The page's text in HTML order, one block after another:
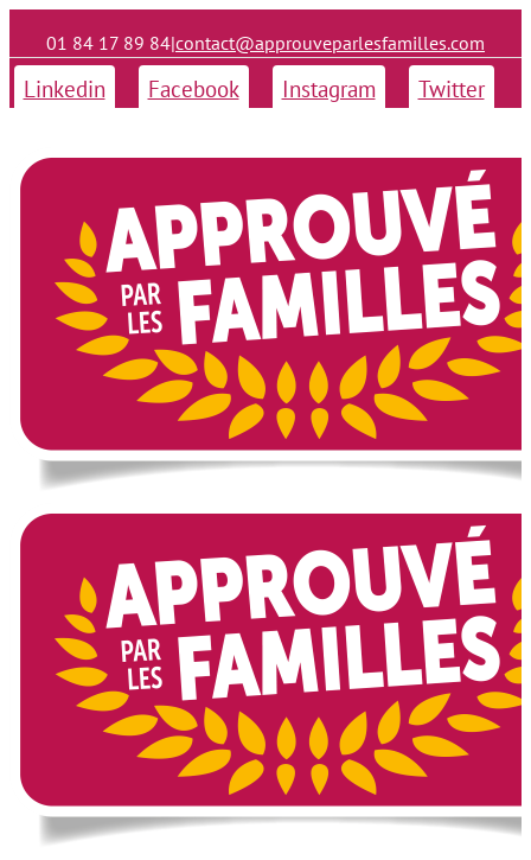
01 84 17 89 84|contact@approuveparlesfamilles.com
Linkedin Facebook Instagram Twitter